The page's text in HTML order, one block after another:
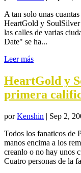
A tan solo unas
HeartGold y SoulSilver
las calles de varias
Date" se ha...
Leer más
HeartGold y
primera
porKenshin | Sep 2,
Todos los fanaticos de
manos encima a los
creanlo o no hay unos
Cuatro personas de la